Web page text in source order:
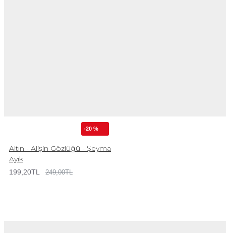
-20 %
Altın - Alişin Gözlüğü - Şeyma
Ayık
199,20TL 249,00TL